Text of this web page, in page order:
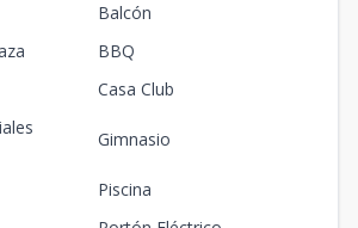
Balcón
BBQ
Casa Club
Gimnasio
Piscina